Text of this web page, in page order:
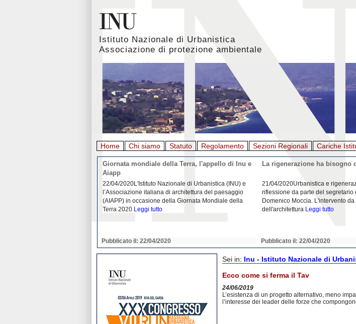
Istituto Nazionale di Urbanistica
Associazione di protezione ambientale
Home Chi siamo Statuto Regolamento Sezioni Regionali Cariche
Giornata mondiale della Terra, l'appello di Inu e
Aiapp
22/04/2020L'Istituto Nazionale di Urbanistica (INU) e
l’Associazione italiana di architettura del paesaggio
(AIAPP) in occasione della Giornata Mondiale della
Terra 2020 Leggi tutto
Pubblicato il: 22/04/2020
La rigenerazione ha bisogno
21/04/2020Urbanistica e
riflessione da parte del segretario
Domenico Moccia. L'intervento
dell'architettura Leggi tutto
Pubblicato il: 22/04/2020
Sei in: Inu - Istituto Nazionale di
Ecco come si ferma il Tav
24/06/2019
L’esistenza di un progetto alternativo, meno
l’interesse dei leader delle forze che